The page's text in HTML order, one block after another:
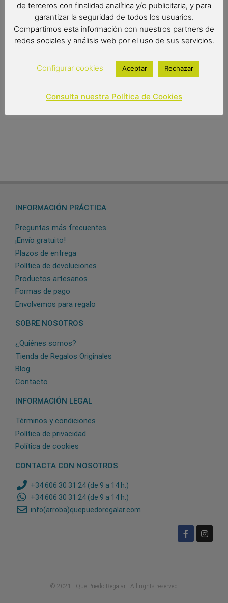
Radio de tela: 61 cm.
Diámetro de tela: 102 cm.
23,90€
INFORMACIÓN PRÁCTICA
Preguntas más frecuentes
¡Envío gratuito!
Plazos de entrega
Política de devoluciones
Productos artesanos
Formas de pago
Envolvemos para regalo
SOBRE NOSOTROS
¿Quiénes somos?
Tienda de Regalos Originales
Blog
Contacto
INFORMACIÓN LEGAL
Términos y condiciones
Política de privacidad
Política de cookies
CONTACTA CON NOSOTROS
+34 606 30 31 24 (de 9 a 14 h.)
+34 606 30 31 24 (de 9 a 14 h.)
info(arroba)quepuedoregalar.com
© 2021 - Que Puedo Regalar - All rights reserved
de terceros con finalidad analítica y/o publicitaria, y para
garantizar la seguridad de todos los usuarios.
Compartimos esta información con nuestros partners de
redes sociales y análisis web por el uso de sus servicios.
Configurar cookies Aceptar Rechazar
Consulta nuestra Política de Cookies